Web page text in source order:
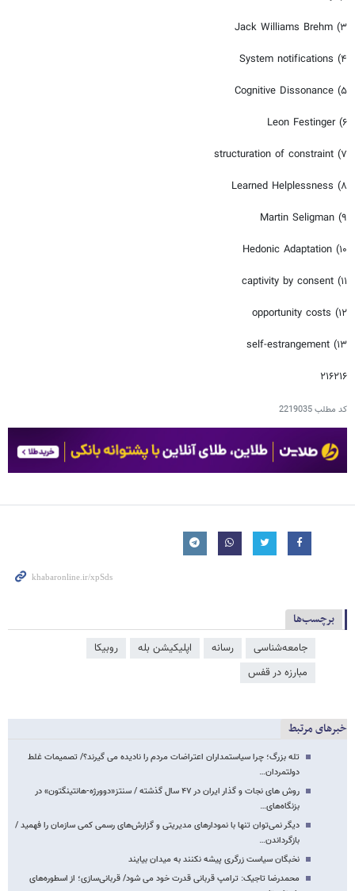
۳) Jack Williams Brehm
۴) System notifications
۵) Cognitive Dissonance
۶) Leon Festinger
۷) structuration of constraint
۸) Learned Helplessness
۹) Martin Seligman
۱۰) Hedonic Adaptation
۱۱) captivity by consent
۱۲) opportunity costs
۱۳) self-estrangement
۲۱۶۲۱۶
کد مطلب2219035
برچسب‌ها
جامعه‌شناسی رسانه اپلیکیشن بله
روبیکا
مبارزه در قفس
خبرهای مرتبط
تله بزرگ؛ چرا سیاستمداران اعتراضات مردم را نادیده می گیرند؟/ تصمیمات غلط
دولتمردان…
روش های نجات و گذار ایران در ۴۷ سال گذشته / سنتز«دوورژه-هانتینگتون» در
بزنگاه‌های…
دیگر نمی‌توان تنها با نمودارهای مدیریتی و گزارش‌های رسمی کمی سازمان را فهمید /
بازگرداندن…
نخبگان سیاست زرگری پیشه نکنند به میدان بیایند
محمدرضا تاجیک: ترامپ قربانی قدرت خود می شود/ قربانی‌سازی؛ از اسطوره‌های